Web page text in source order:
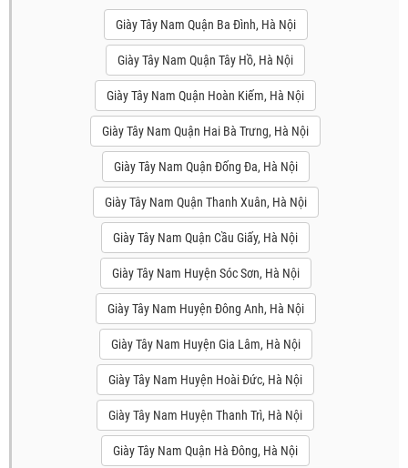
Giày Tây Nam Quận Ba Đình, Hà Nội
Giày Tây Nam Quận Tây Hồ, Hà Nội
Giày Tây Nam Quận Hoàn Kiếm, Hà Nội
Giày Tây Nam Quận Hai Bà Trưng, Hà Nội
Giày Tây Nam Quận Đống Đa, Hà Nội
Giày Tây Nam Quận Thanh Xuân, Hà Nội
Giày Tây Nam Quận Cầu Giấy, Hà Nội
Giày Tây Nam Huyện Sóc Sơn, Hà Nội
Giày Tây Nam Huyện Đông Anh, Hà Nội
Giày Tây Nam Huyện Gia Lâm, Hà Nội
Giày Tây Nam Huyện Hoài Đức, Hà Nội
Giày Tây Nam Huyện Thanh Trì, Hà Nội
Giày Tây Nam Quận Hà Đông, Hà Nội